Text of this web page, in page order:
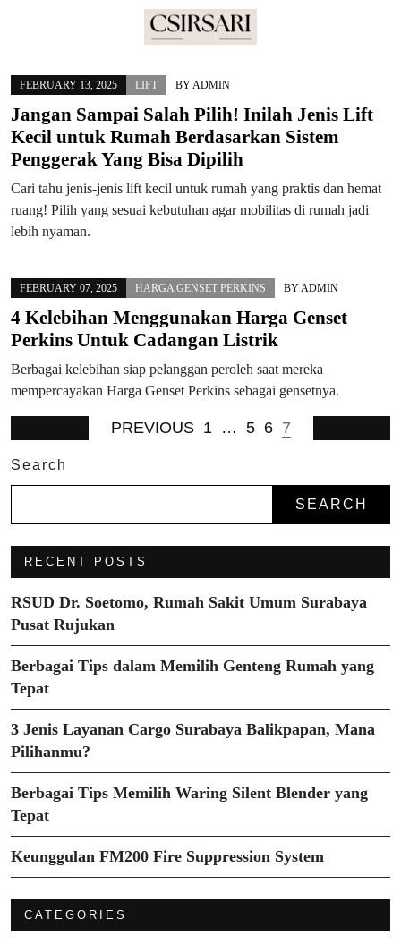
content
FEBRUARY 13, 2025 LIFT BYADMIN
Jangan Sampai Salah Pilih! Inilah Jenis Lift
Kecil untuk Rumah Berdasarkan Sistem
Penggerak Yang Bisa Dipilih
Cari tahu jenis-jenis lift kecil untuk rumah yang praktis dan hemat
ruang! Pilih yang sesuai kebutuhan agar mobilitas di rumah jadi
lebih nyaman.
FEBRUARY 07, 2025 HARGA GENSET PERKINS BYADMIN
4 Kelebihan Menggunakan Harga Genset
Perkins Untuk Cadangan Listrik
Berbagai kelebihan siap pelanggan peroleh saat mereka
mempercayakan Harga Genset Perkins sebagai gensetnya.
PREVIOUS 1 … 5 6 7
Search
SEARCH
RECENT POSTS
RSUD Dr. Soetomo, Rumah Sakit Umum Surabaya
Pusat Rujukan
Berbagai Tips dalam Memilih Genteng Rumah yang
Tepat
3 Jenis Layanan Cargo Surabaya Balikpapan, Mana
Pilihanmu?
Berbagai Tips Memilih Waring Silent Blender yang
Tepat
Keunggulan FM200 Fire Suppression System
CATEGORIES